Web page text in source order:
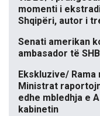
momenti i
Shqipëri, autor i
Senati amerikan
ambasador të
Ekskluzive/
Ministrat
edhe mbledhja e
kabinetin